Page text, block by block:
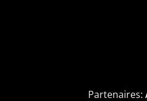
Partenaires: